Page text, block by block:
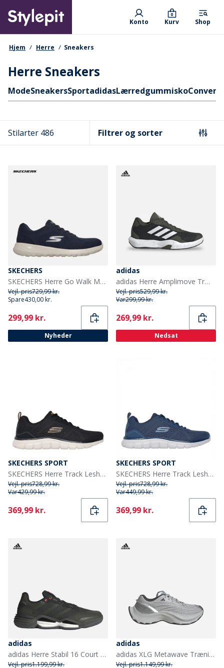
main
content
Primary departments
Konto Kurv
0
Shop
navigationssti
Hjem Herre Sneakers
Herre Sneakers
Hurtige links
ModeSneakersSportadidasLærredgummisko
Stilarter 486 Filtrer og sorter
SKECHERS
SKECHERS Herre Go Walk Max Maddoxx Sneakers Navy
Vejl. pris729,99 kr.
Spare430,00 kr.
Current
299,99 kr.
Nyheder
adidas
adidas Herre Amplimove Træningssko Night Cargo/Footwear White/Night Cargo
Vejl. pris529,99 kr.
Var299,99 kr.
Current
269,99 kr.
Nedsat
SKECHERS SPORT
SKECHERS Herre Track Leshur Sneakers Sort
Vejl. pris728,99 kr.
Var429,99 kr.
Current
369,99 kr.
SKECHERS SPORT
SKECHERS Herre Track Leshur Sneakers Blå
Vejl. pris728,99 kr.
Var449,99 kr.
Current
369,99 kr.
adidas
adidas Herre Stabil 16 Court Træningssko Shadow Olive/Core Black/Grey Six
Vejl. pris1.199,99 kr.
adidas
adidas XLG Metawave Træningssko Grey Two/Carbon Silver/Silver Metallic
Vejl. pris1.149,99 kr.